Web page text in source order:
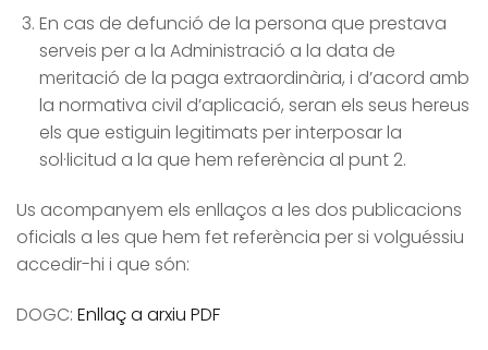
En cas de defunció de la persona que prestava
serveis per a la Administració a la data de
meritació de la paga extraordinària, i d’acord amb
la normativa civil d’aplicació, seran els seus hereus
els que estiguin legitimats per interposar la
sol·licitud a la que hem referència al punt 2.
Us acompanyem els enllaços a les dos publicacions
oficials a les que hem fet referència per si volguéssiu
accedir-hi i que són:
DOGC: Enllaç a arxiu PDF